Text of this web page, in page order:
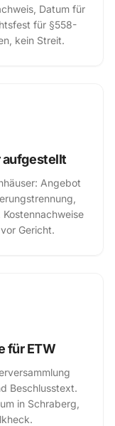
Datum für
für §558-
kein Streit.
aufgestellt
Angebot
Gericht.
für ETW
Beschlusstext.
in Schraberg,